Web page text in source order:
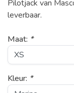
Pilotjack van
leverbaar.
Maat: *
Kleur: *